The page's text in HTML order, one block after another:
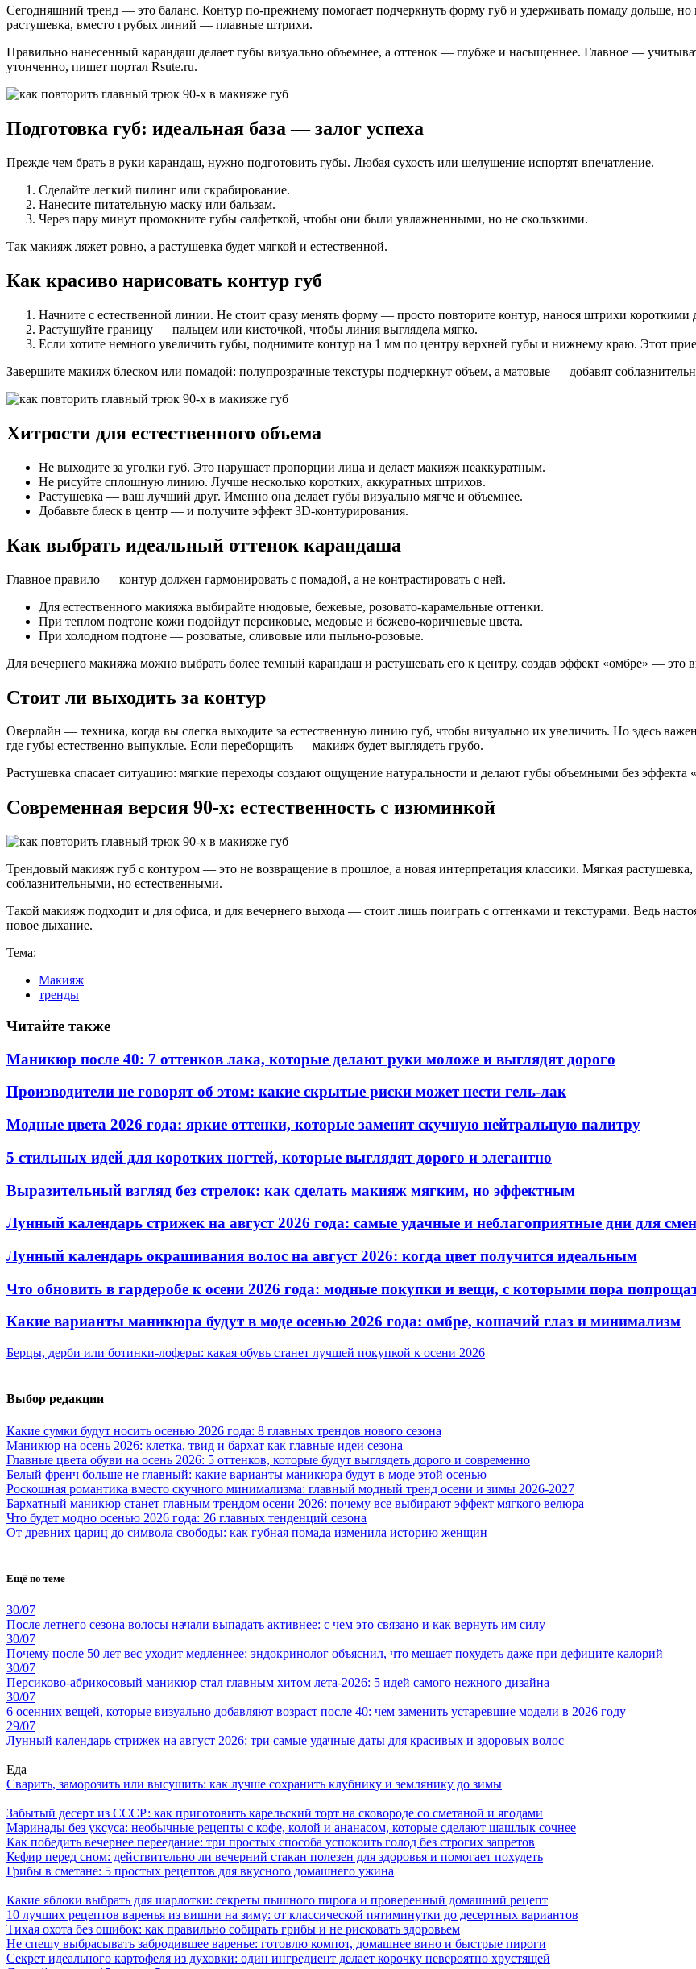
Сегодняшний тренд — это баланс. Контур по-прежнему помогает подчеркнуть форму губ и удерживать помаду дольше, но
растушевка, вместо грубых линий — плавные штрихи.
Правильно нанесенный карандаш делает губы визуально объемнее, а оттенок — глубже и насыщеннее. Главное —
утонченно, пишет портал Rsute.ru.
Подготовка губ: идеальная база — залог успеха
Прежде чем брать в руки карандаш, нужно подготовить губы. Любая сухость или шелушение испортят впечатление.
Сделайте легкий пилинг или скрабирование.
Нанесите питательную маску или бальзам.
Через пару минут промокните губы салфеткой, чтобы они были увлажненными, но не скользкими.
Так макияж ляжет ровно, а растушевка будет мягкой и естественной.
Как красиво нарисовать контур губ
Начните с естественной линии. Не стоит сразу менять форму — просто повторите контур, нанося штрихи
Растушуйте границу — пальцем или кисточкой, чтобы линия выглядела мягко.
Если хотите немного увеличить губы, поднимите контур на 1 мм по центру верхней губы и нижнему краю. Этот
Завершите макияж блеском или помадой: полупрозрачные текстуры подчеркнут объем, а матовые — добавят
Хитрости для естественного объема
Не выходите за уголки губ. Это нарушает пропорции лица и делает макияж неаккуратным.
Не рисуйте сплошную линию. Лучше несколько коротких, аккуратных штрихов.
Растушевка — ваш лучший друг. Именно она делает губы визуально мягче и объемнее.
Добавьте блеск в центр — и получите эффект 3D-контурирования.
Как выбрать идеальный оттенок карандаша
Главное правило — контур должен гармонировать с помадой, а не контрастировать с ней.
Для естественного макияжа выбирайте нюдовые, бежевые, розовато-карамельные оттенки.
При теплом подтоне кожи подойдут персиковые, медовые и бежево-коричневые цвета.
При холодном подтоне — розоватые, сливовые или пыльно-розовые.
Для вечернего макияжа можно выбрать более темный карандаш и растушевать его к центру, создав эффект «омбре» — это
Стоит ли выходить за контур
Оверлайн — техника, когда вы слегка выходите за естественную линию губ, чтобы визуально их увеличить. Но здесь
где губы естественно выпуклые. Если переборщить — макияж будет выглядеть грубо.
Растушевка спасает ситуацию: мягкие переходы создают ощущение натуральности и делают губы объемными без эффекта
Современная версия 90-х: естественность с изюминкой
Трендовый макияж губ с контуром — это не возвращение в прошлое, а новая интерпретация классики. Мягкая
соблазнительными, но естественными.
Такой макияж подходит и для офиса, и для вечернего выхода — стоит лишь поиграть с оттенками и текстурами. Ведь
новое дыхание.
Тема:
Макияж
тренды
Читайте также
Маникюр после 40: 7 оттенков лака, которые делают руки моложе и выглядят дорого
Производители не говорят об этом: какие скрытые риски может нести гель-лак
Модные цвета 2026 года: яркие оттенки, которые заменят скучную нейтральную палитру
5 стильных идей для коротких ногтей, которые выглядят дорого и элегантно
Выразительный взгляд без стрелок: как сделать макияж мягким, но эффектным
Лунный календарь стрижек на август 2026 года: самые удачные и неблагоприятные дни для
Лунный календарь окрашивания волос на август 2026: когда цвет получится идеальным
Что обновить в гардеробе к осени 2026 года: модные покупки и вещи, с которыми пора
Какие варианты маникюра будут в моде осенью 2026 года: омбре, кошачий глаз и минимализм
Берцы, дерби или ботинки-лоферы: какая обувь станет лучшей покупкой к осени 2026
Выбор редакции
Какие сумки будут носить осенью 2026 года: 8 главных трендов нового сезона
Маникюр на осень 2026: клетка, твид и бархат как главные идеи сезона
Главные цвета обуви на осень 2026: 5 оттенков, которые будут выглядеть дорого и современно
Белый френч больше не главный: какие варианты маникюра будут в моде этой осенью
Роскошная романтика вместо скучного минимализма: главный модный тренд осени и зимы 2026-2027
Бархатный маникюр станет главным трендом осени 2026: почему все выбирают эффект мягкого велюра
Что будет модно осенью 2026 года: 26 главных тенденций сезона
От древних цариц до символа свободы: как губная помада изменила историю женщин
Ещё по теме
30/07
После летнего сезона волосы начали выпадать активнее: с чем это связано и как вернуть им силу
30/07
Почему после 50 лет вес уходит медленнее: эндокринолог объяснил, что мешает похудеть даже при дефиците калорий
30/07
Персиково-абрикосовый маникюр стал главным хитом лета-2026: 5 идей самого нежного дизайна
30/07
6 осенних вещей, которые визуально добавляют возраст после 40: чем заменить устаревшие модели в 2026 году
29/07
Лунный календарь стрижек на август 2026: три самые удачные даты для красивых и здоровых волос
Еда
Сварить, заморозить или высушить: как лучше сохранить клубнику и землянику до зимы
Забытый десерт из СССР: как приготовить карельский торт на сковороде со сметаной и ягодами
Маринады без уксуса: необычные рецепты с кофе, колой и ананасом, которые сделают шашлык сочнее
Как победить вечернее переедание: три простых способа успокоить голод без строгих запретов
Кефир перед сном: действительно ли вечерний стакан полезен для здоровья и помогает похудеть
Грибы в сметане: 5 простых рецептов для вкусного домашнего ужина
Какие яблоки выбрать для шарлотки: секреты пышного пирога и проверенный домашний рецепт
10 лучших рецептов варенья из вишни на зиму: от классической пятиминутки до десертных вариантов
Тихая охота без ошибок: как правильно собирать грибы и не рисковать здоровьем
Не спешу выбрасывать забродившее варенье: готовлю компот, домашнее вино и быстрые пироги
Секрет идеального картофеля из духовки: один ингредиент делает корочку невероятно хрустящей